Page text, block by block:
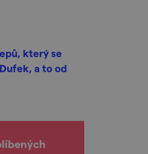
který se
a to od